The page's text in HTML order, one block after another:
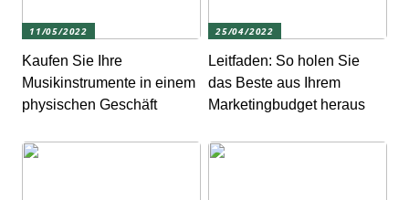
11/05/2022
Kaufen Sie Ihre
Musikinstrumente in einem
physischen Geschäft
25/04/2022
Leitfaden: So holen Sie
das Beste aus Ihrem
Marketingbudget heraus